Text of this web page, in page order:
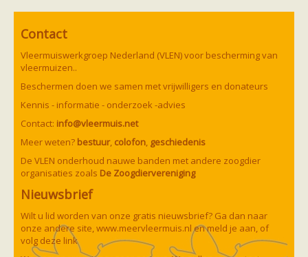
Video beelden
Naar het forum
Contact
Vleermuiswerkgroep Nederland (VLEN) voor bescherming van
vleermuizen..
Beschermen doen we samen met vrijwilligers en donateurs
Kennis - informatie - onderzoek -advies
Contact: info@vleermuis.net
Meer weten? bestuur, colofon, geschiedenis
De VLEN onderhoud nauwe banden met andere zoogdier
organisaties zoals De Zoogdiervereniging
Nieuwsbrief
Wilt u lid worden van onze gratis nieuwsbrief? Ga dan naar
onze andere site,www.meervleermuis.nlen meld je aan, of
volg deze link